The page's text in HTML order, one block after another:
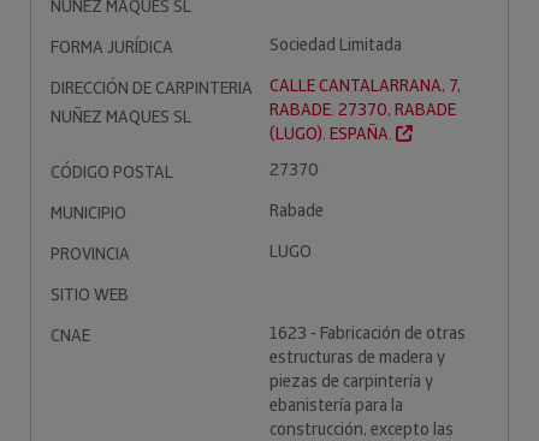
NUÑEZ MAQUES SL
FORMA JURÍDICA
Sociedad Limitada
DIRECCIÓN DE CARPINTERIA
NUÑEZ MAQUES SL
CALLE CANTALARRANA, 7,
RABADE. 27370, RABADE
(LUGO). ESPAÑA.
CÓDIGO POSTAL
27370
MUNICIPIO
Rabade
PROVINCIA
LUGO
SITIO WEB
CNAE
1623 - Fabricación de otras
estructuras de madera y
piezas de carpintería y
ebanistería para la
construcción, excepto las